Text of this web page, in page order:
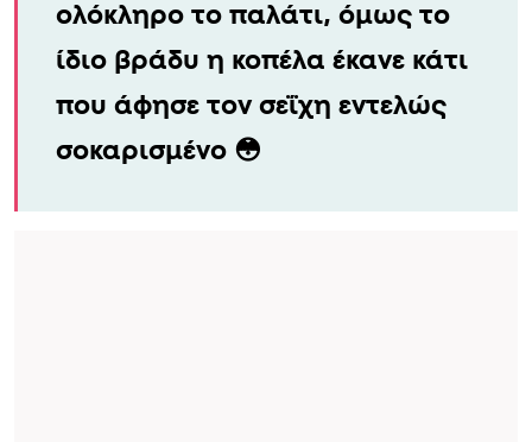
ολόκληρο το παλάτι, όμως το
ίδιο βράδυ η κοπέλα έκανε κάτι
που άφησε τον σεΐχη εντελώς
σοκαρισμένο 😳